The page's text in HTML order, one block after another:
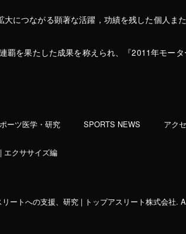
につながる顕著な活躍，功績を残した個人
を果たした成果を称えられ、『2011年モータ
ーツ医学・研究 SPORTS NEWS アク
エクササイズ編
ートへの支援、研究 | トップアスリート株式会社.